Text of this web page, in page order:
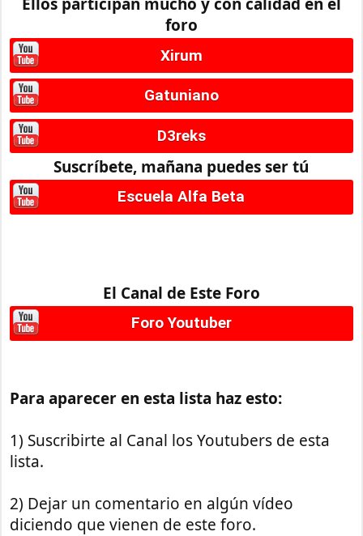
foro
Xirum
Gatuniano
D3reks
Suscríbete, mañana puedes ser tú
Escuela Alfa Beta
El Canal de Este Foro
Foro Youtuber
Para aparecer en esta lista haz esto:
1) Suscribirte al Canal los Youtubers de esta
lista.
2) Dejar un comentario en algún vídeo
diciendo que vienen de este foro.